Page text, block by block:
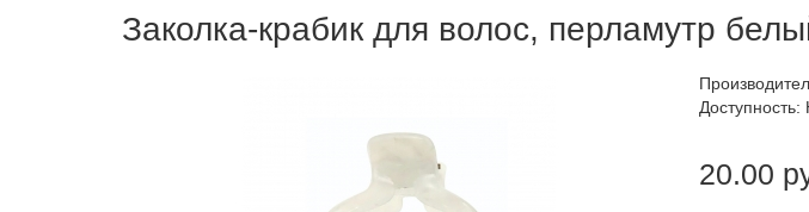
Заколка-крабик для волос, перламутр
Доступность:
20.00